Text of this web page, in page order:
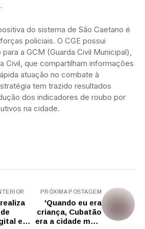
do sistema de São Caetano é
policiais. O CGE possui
a GCM (Guarda Civil Municipal),
Civil, que compartilham informações
atuação no combate à
tem trazido resultados
dos indicadores de roubo por
na cidade.
e
PRÓXIMA POSTAGEM
'Quando eu era
criança, Cubatão
era a cidade mais